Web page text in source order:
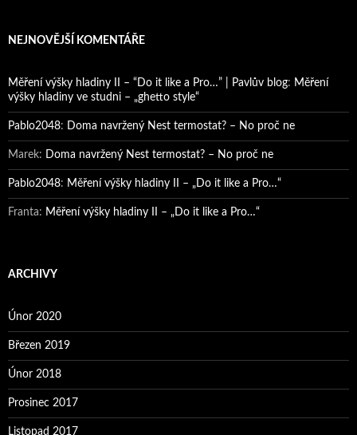
NEJNOVĚJŠÍ KOMENTÁŘE
Měření výšky hladiny II – “Do it like a Pro…” | Pavlův blog: Měření
výšky hladiny ve studni – „ghetto style“
Pablo2048: Doma navržený Nest termostat? – No proč ne
Marek: Doma navržený Nest termostat? – No proč ne
Pablo2048: Měření výšky hladiny II – „Do it like a Pro…“
Franta: Měření výšky hladiny II – „Do it like a Pro…“
ARCHIVY
Únor 2020
Březen 2019
Únor 2018
Prosinec 2017
Listopad 2017